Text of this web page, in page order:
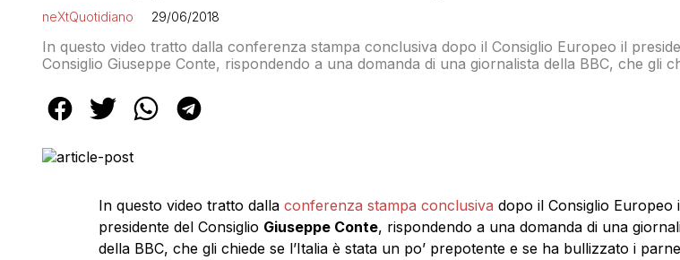
neXtQuotidiano 29/06/2018
In questo video tratto dalla conferenza stampa conclusiva dopo il Consiglio Europeo il
Consiglio Giuseppe Conte, rispondendo a una domanda di una giornalista della BBC, che gli
Durante la conferenza stampa […]
In questo video tratto dalla conferenza stampa conclusiva dopo il Consiglio Europeo
presidente del Consiglio Giuseppe Conte, rispondendo a una domanda di una
della BBC, che gli chiede se l’Italia è stata un po’ prepotente e se ha bullizzato i